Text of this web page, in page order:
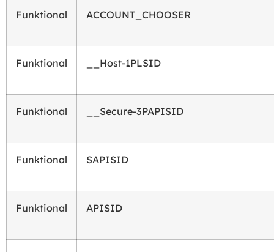
Funktional ACCOUNT_CHOOSER
Funktional __Host-1PLSID
Funktional __Secure-3PAPISID
Funktional SAPISID
Funktional APISID